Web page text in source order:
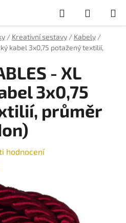
Hledat
KOŠÍK
/ Kreativní sestavy / Kabely /
kabel 3x0,75 potažený textilií,
- XL
3x0,75
průměr
hodnocení